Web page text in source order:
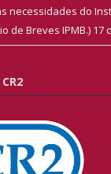
necessidades do
de Breves IPMB.) 17